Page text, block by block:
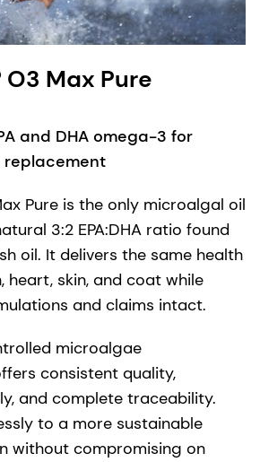
Max Pure
and DHA omega-3 for
replacement
Pure is the only microalgal oil
3:2 EPA:DHA ratio found
oil. It delivers the same health
heart, skin, and coat while
and claims intact.
microalgae
consistent quality,
and complete traceability.
to a more sustainable
without compromising on